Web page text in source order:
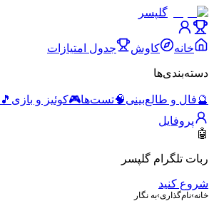
گلپسر
خانه کاوش جدول امتیازات
دسته‌بندی‌ها
🔮فال و طالع‌بینی🧠تست‌ها🎮کوئیز و بازی 🎵
پروفایل
🤖
ربات تلگرام گلپسر
شروع کنید
خانه›نام‌گذاری›به نگار